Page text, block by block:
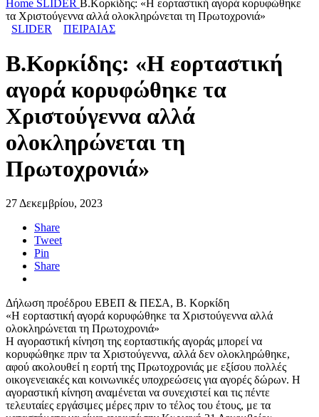
Home SLIDER Β.Κορκίδης: «Η εορταστική αγορά κορυφώθηκε
τα Χριστούγεννα αλλά ολοκληρώνεται τη Πρωτοχρονιά»
SLIDER
ΠΕΙΡΑΙΑΣ
Β.Κορκίδης: «Η εορταστική
αγορά κορυφώθηκε τα
Χριστούγεννα αλλά
ολοκληρώνεται τη
Πρωτοχρονιά»
27 Δεκεμβρίου, 2023
Share
Tweet
Pin
Share
Δήλωση προέδρου ΕΒΕΠ & ΠΕΣΑ, Β. Κορκίδη
«Η εορταστική αγορά κορυφώθηκε τα Χριστούγεννα αλλά
ολοκληρώνεται τη Πρωτοχρονιά»
Η αγοραστική κίνηση της εορταστικής αγοράς μπορεί να
κορυφώθηκε πριν τα Χριστούγεννα, αλλά δεν ολοκληρώθηκε,
αφού ακολουθεί η εορτή της Πρωτοχρονιάς με εξίσου πολλές
οικογενειακές και κοινωνικές υποχρεώσεις για αγορές δώρων. Η
αγοραστική κίνηση αναμένεται να συνεχιστεί και τις πέντε
τελευταίες εργάσιμες μέρες πριν το τέλος του έτους, με τα